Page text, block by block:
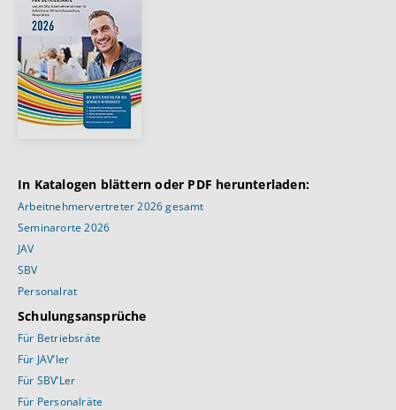
In Katalogen blättern oder PDF herunterladen:
Arbeitnehmervertreter 2026 gesamt
Seminarorte 2026
JAV
SBV
Personalrat
Schulungsansprüche
Für Betriebsräte
Für JAV’ler
Für SBV’Ler
Für Personalräte